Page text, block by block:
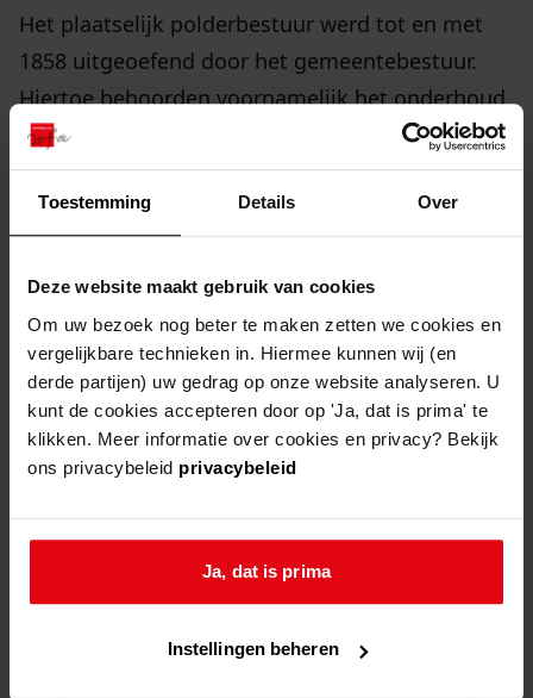
Toestemming Details Over
Deze website maakt gebruik van cookies
Om uw bezoek nog beter te maken zetten we cookies en
vergelijkbare technieken in. Hiermee kunnen wij (en
derde partijen) uw gedrag op onze website analyseren. U
kunt de cookies accepteren door op 'Ja, dat is prima' te
klikken. Meer informatie over cookies en privacy? Bekijk
ons privacybeleid privacybeleid
Ja, dat is prima
Instellingen beheren
Het plaatselijk polderbestuur werd tot en met
1858 uitgeoefend door het gemeentebestuur.
Hiertoe behoorden voornamelijk het onderhoud
van bepaalde wegen en het innen van de
belastingen voor polders en waterschappen. In
1859 werden hiervoor afzonderlijke besturen
ingesteld: de banne Oosterblokker en de banne
Westerblokker.
Vanwege hun weinig omvangrijke taak besloot
het provinciaal bestuur uiteindelijk tot opheffing
van de bannen. Hun taken gingen in 1948 over
naar de besturen van de polders waarin ze